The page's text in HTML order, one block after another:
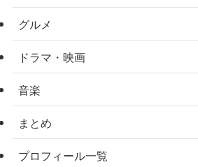
グルメ
ドラマ・映画
音楽
まとめ
プロフィール一覧